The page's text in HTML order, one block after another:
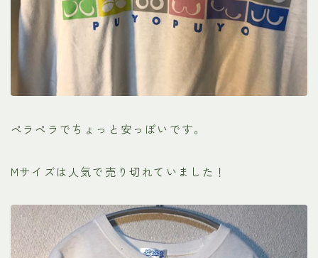
ペラペラでちょっと安っぽいです。
Mサイズは人気で売り切れていました！